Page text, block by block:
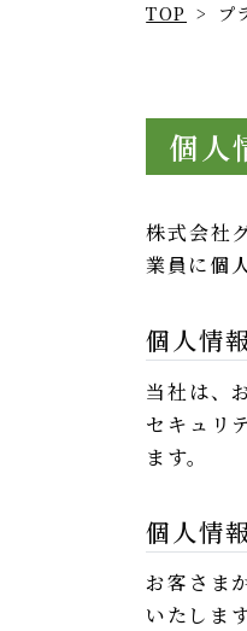
TOP > プ
個人
株式会社
業員に個
個人情
当社は、
セキュリ
ます。
個人情
お客さま
いたします